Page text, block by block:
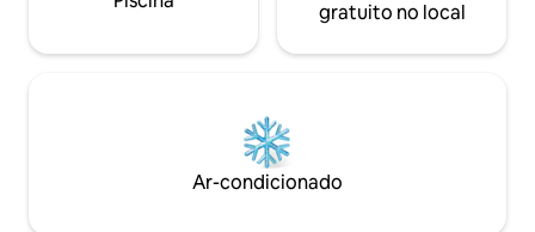
gratuito no local
Ar-condicionado